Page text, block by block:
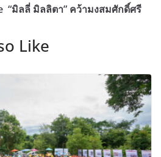
“มิลลี่ มิลลิตา” คว้ามงสมศักดิ์ศรี
Like